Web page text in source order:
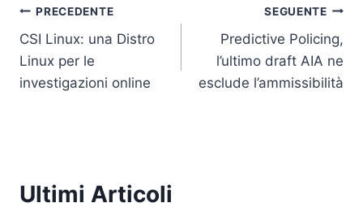
k
Navigazione
articoli
PRECEDENTE
CSI Linux: una Distro
Linux per le
investigazioni online
SEGUENTE
Predictive Policing,
l’ultimo draft AIA ne
esclude l’ammissibilità
Ultimi Articoli